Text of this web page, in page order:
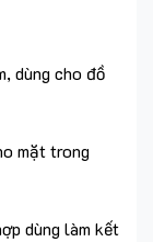
dùng cho đồ
mặt trong
dùng làm kết